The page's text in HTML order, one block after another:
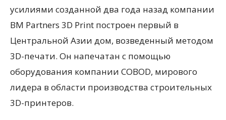
усилиями созданной два года назад компании
BM Partners 3D Print построен первый в
Центральной Азии дом, возведенный методом
3D-печати. Он напечатан с помощью
оборудования компании COBOD, мирового
лидера в области производства строительных
3D-принтеров.